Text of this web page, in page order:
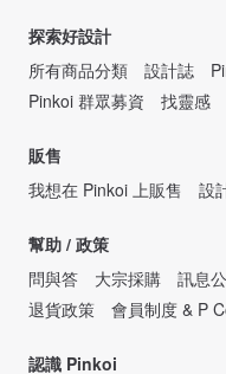
探索好設計
所有商品分類
設計誌
Pinkoi 群眾募資
找靈感
販售
我想在 Pinkoi 上販售
設
幫助 / 政策
問與答
大宗採購 訊息
退貨政策
會員制度 & P
認識 Pinkoi